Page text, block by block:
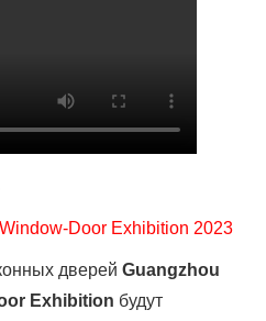
Door Exhibition 2023
дверейGuangzhou
Exhibition будут